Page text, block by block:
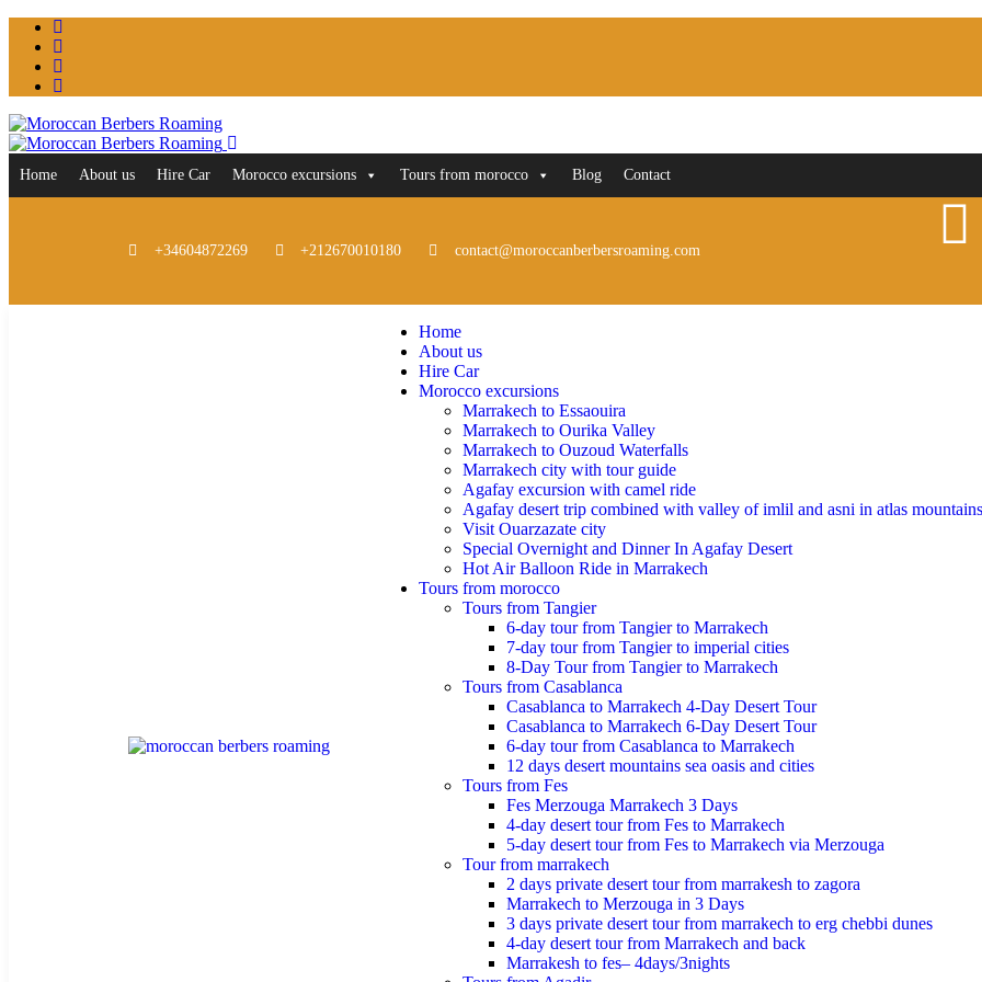
Home About us Hire Car Morocco excursions Tours from morocco Blog Contact
+34604872269 +212670010180 contact@moroccanberbersroaming.com
Home
About us
Hire Car
Morocco excursions
Marrakech to Essaouira
Marrakech to Ourika Valley
Marrakech to Ouzoud Waterfalls
Marrakech city with tour guide
Agafay excursion with camel ride
Agafay desert trip combined with valley of imlil and asni in atlas mountains
Visit Ouarzazate city
Special Overnight and Dinner In Agafay Desert
Hot Air Balloon Ride in Marrakech
Tours from morocco
Tours from Tangier
6-day tour from Tangier to Marrakech
7-day tour from Tangier to imperial cities
8-Day Tour from Tangier to Marrakech
Tours from Casablanca
Casablanca to Marrakech 4-Day Desert Tour
Casablanca to Marrakech 6-Day Desert Tour
6-day tour from Casablanca to Marrakech
12 days desert mountains sea oasis and cities
Tours from Fes
Fes Merzouga Marrakech 3 Days
4-day desert tour from Fes to Marrakech
5-day desert tour from Fes to Marrakech via Merzouga
Tour from marrakech
2 days private desert tour from marrakesh to zagora
Marrakech to Merzouga in 3 Days
3 days private desert tour from marrakech to erg chebbi dunes
4-day desert tour from Marrakech and back
Marrakesh to fes– 4days/3nights